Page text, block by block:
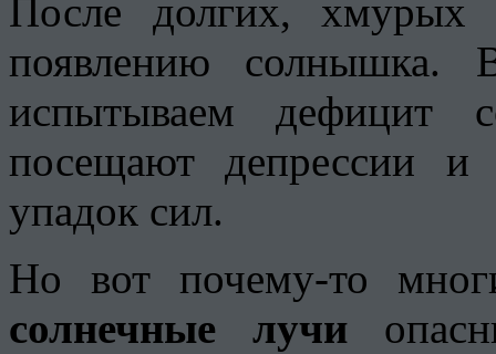
После долгих,
появлению
испытываем дефицит
посещают депрессии и
упадок сил.
Но вот почему-то
солнечные лучи